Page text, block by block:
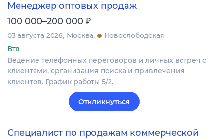
Менеджер оптовых продаж
100 000–200 000 ₽
03 августа 2026 Москва
Новослободская
Втв
Ведение телефонных переговоров и личных встреч с
клиентами, организация поиска и привлечения
клиентов. График работы 5/2.
Откликнуться
Специалист по продажам коммерческой